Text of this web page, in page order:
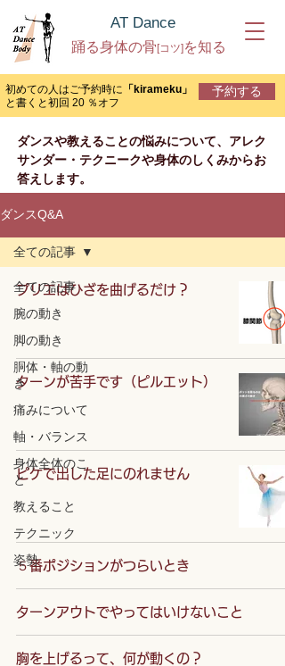
AT Dance
踊る身体の骨 [コツ] を知る
初めての人はご予約時に 「kirameku」
と書くと初回 20 ％オフ
予約する
ダンスや教えることの悩みについて、アレク
サンダー・テクニークや身体のしくみからお
答えします。
ダンスQ&A
全ての記事
腕の動き
脚の動き
胴体・軸の動
き
痛みについて
軸・バランス
身体全体のこ
と
教えること
テクニック
姿勢
全ての記事
プリエはひざを曲げるだけ？
ターンが苦手です（ピルエット）
ピケで出した足にのれません
５番ポジションがつらいとき
ターンアウトでやってはいけないこと
胸を上げるって、何が動くの？